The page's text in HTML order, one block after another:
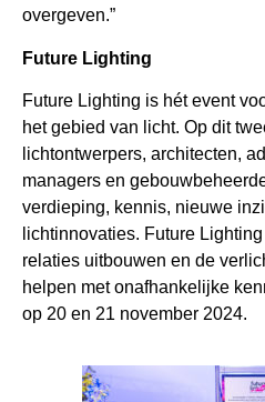
overgeven.”
Future Lighting
Future Lighting is hét event
het gebied van licht. Op dit
lichtontwerpers, architecten,
managers en
verdieping, kennis, nieuwe
lichtinnovaties. Future
relaties uitbouwen en de
helpen met onafhankelijke
op 20 en 21 november 2024.